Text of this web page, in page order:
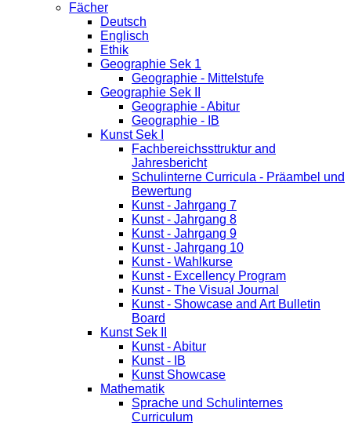
Fächer
Deutsch
Englisch
Ethik
Geographie Sek 1
Geographie - Mittelstufe
Geographie Sek II
Geographie - Abitur
Geographie - IB
Kunst Sek I
Fachbereichssttruktur and
Jahresbericht
Schulinterne Curricula - Präambel und
Bewertung
Kunst - Jahrgang 7
Kunst - Jahrgang 8
Kunst - Jahrgang 9
Kunst - Jahrgang 10
Kunst - Wahlkurse
Kunst - Excellency Program
Kunst - The Visual Journal
Kunst - Showcase and Art Bulletin
Board
Kunst Sek II
Kunst - Abitur
Kunst - IB
Kunst Showcase
Mathematik
Sprache und Schulinternes
Curriculum